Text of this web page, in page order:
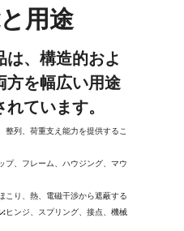
用途
は、構造的およ
方を幅広い用途
ています。
整列、荷重支え能力を提供するこ
プ、フレーム、ハウジング、マウ
こり、熱、電磁干渉から遮蔽する
:ヒンジ、スプリング、接点、機械